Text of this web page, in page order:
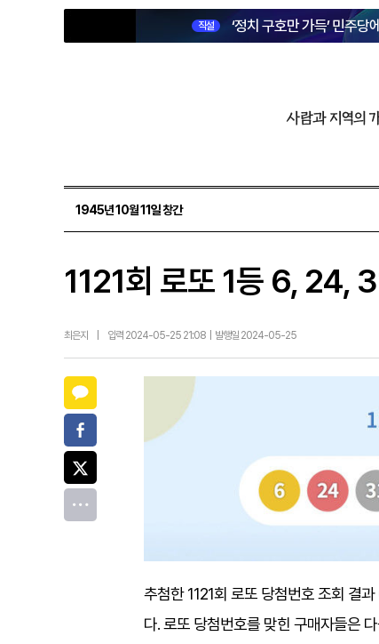
직설 ‘정치 구호만 가득’ 민주당
사람과 지역의
1945년 10월 11일 창간
1121회 로또 1등 6,
최은지 입력 2024-05-25 21:08 | 발행일 2024-05-25
추첨한 1121회 로또 당첨번호 조회 결
다. 로또 당첨번호를 맞힌 구매자들은